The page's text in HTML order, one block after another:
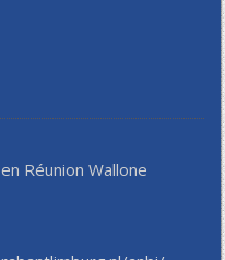
Réunion Wallone